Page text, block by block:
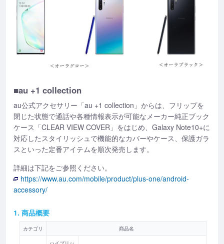
■au +1 collection
au公式アクセサリー「au +1 collection」からは、フリップを
閉じた状態で通話や各種情報表示が可能なメーカー純正ブック
ケース「CLEAR VIEW COVER」をはじめ、Galaxy Note10+に
対応したスタイリッシュで機能的なカバーやケース、保護ガラ
スといった定番アイテムを順次発売します。
詳細は下記をご参照ください。
https://www.au.com/mobile/product/plus-one/android-
accessory/
1. 商品概要
カテゴリ 商品名